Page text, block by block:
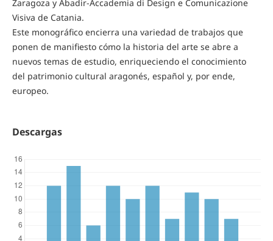
Zaragoza y Abadir-Accademia di Design e Comunicazione
Visiva de Catania.
Este monográfico encierra una variedad de trabajos que
ponen de manifiesto cómo la historia del arte se abre a
nuevos temas de estudio, enriqueciendo el conocimiento
del patrimonio cultural aragonés, español y, por ende,
europeo.
Descargas